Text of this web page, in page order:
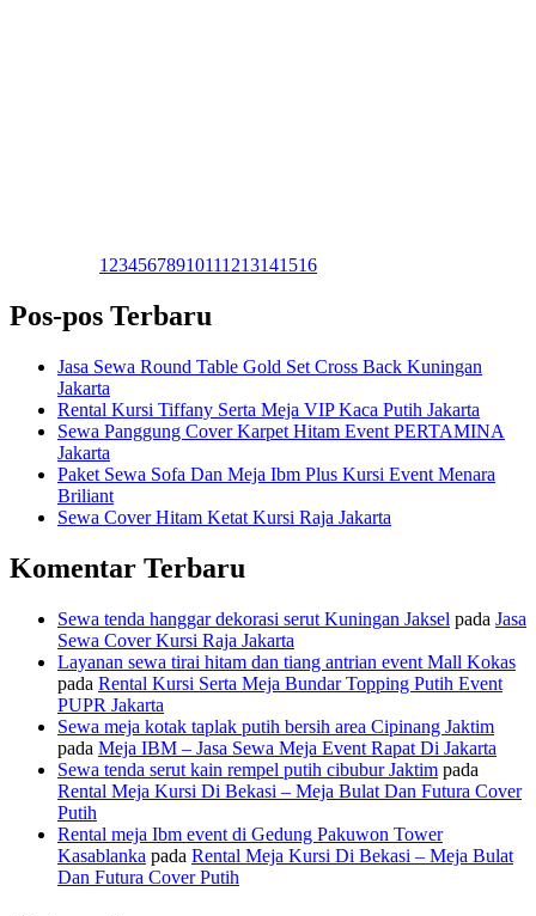
1 2345678910111213141516
Pos-pos Terbaru
Jasa Sewa Round Table Gold Set Cross Back Kuningan
Jakarta
Rental Kursi Tiffany Serta Meja VIP Kaca Putih Jakarta
Sewa Panggung Cover Karpet Hitam Event PERTAMINA
Jakarta
Paket Sewa Sofa Dan Meja Ibm Plus Kursi Event Menara
Briliant
Sewa Cover Hitam Ketat Kursi Raja Jakarta
Komentar Terbaru
Sewa tenda hanggar dekorasi serut Kuningan Jaksel pada Jasa
Sewa Cover Kursi Raja Jakarta
Layanan sewa tirai hitam dan tiang antrian event Mall Kokas
pada Rental Kursi Serta Meja Bundar Topping Putih Event
PUPR Jakarta
Sewa meja kotak taplak putih bersih area Cipinang Jaktim
pada Meja IBM – Jasa Sewa Meja Event Rapat Di Jakarta
Sewa tenda serut kain rempel putih cibubur Jaktim pada
Rental Meja Kursi Di Bekasi – Meja Bulat Dan Futura Cover
Putih
Rental meja Ibm event di Gedung Pakuwon Tower
Kasablanka pada Rental Meja Kursi Di Bekasi – Meja Bulat
Dan Futura Cover Putih